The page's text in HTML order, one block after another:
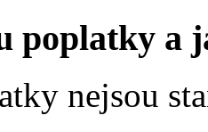
poplatky a
nejsou